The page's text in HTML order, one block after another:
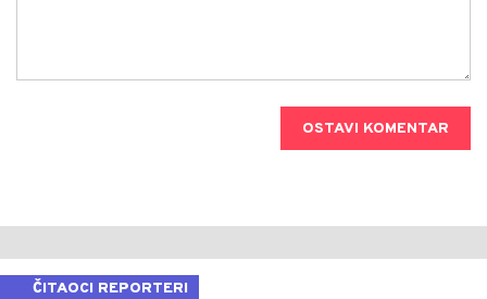
OSTAVI KOMENTAR
ČITAOCI REPORTERI